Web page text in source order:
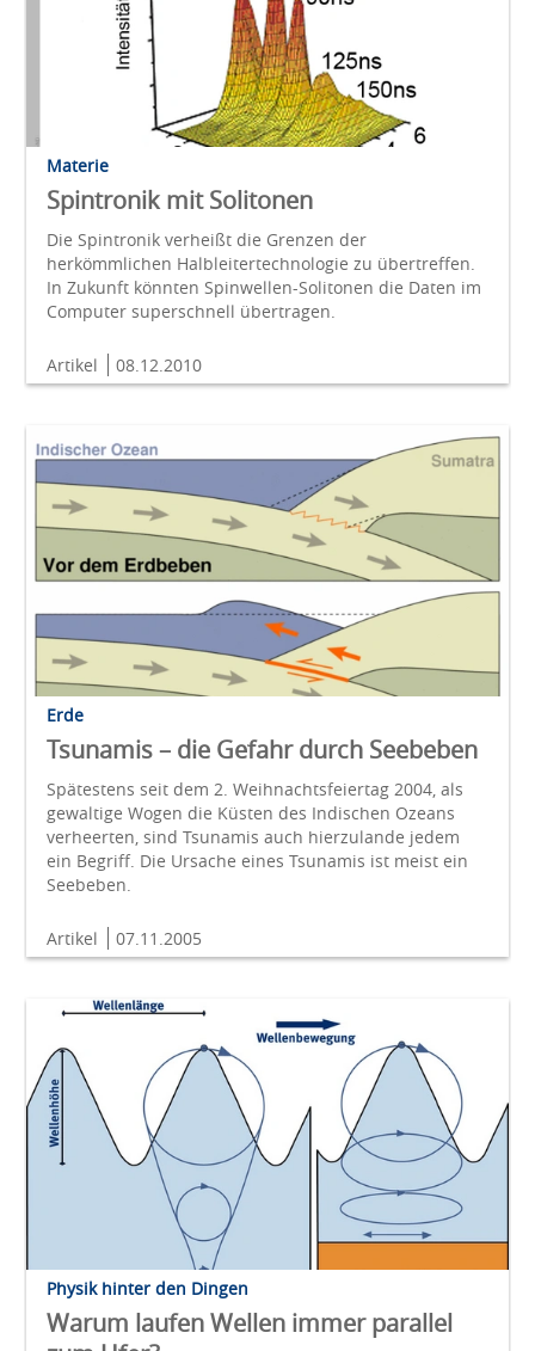
Materie
Spintronik mit Solitonen
Die Spintronik verheißt die Grenzen der
herkömmlichen Halbleitertechnologie zu übertreffen.
In Zukunft könnten Spinwellen-Solitonen die Daten im
Computer superschnell übertragen.
Artikel 08.12.2010
Erde
Tsunamis – die Gefahr durch Seebeben
Spätestens seit dem 2. Weihnachtsfeiertag 2004, als
gewaltige Wogen die Küsten des Indischen Ozeans
verheerten, sind Tsunamis auch hierzulande jedem
ein Begriff. Die Ursache eines Tsunamis ist meist ein
Seebeben.
Artikel 07.11.2005
Physik hinter den Dingen
Warum laufen Wellen immer parallel